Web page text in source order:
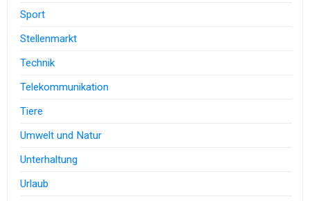
Sport
Stellenmarkt
Technik
Telekommunikation
Tiere
Umwelt und Natur
Unterhaltung
Urlaub